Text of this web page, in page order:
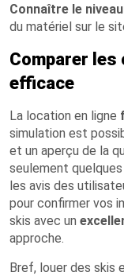
Connaître le
du matériel sur le
Comparer
efficace
La location en ligne
simulation est
et un aperçu de la
seulement
les avis des
pour confirmer vos
skis avec un
approche.
Bref, louer des skis